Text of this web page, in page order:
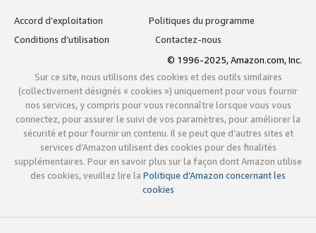
Accord d’exploitation
Politiques du programme
Conditions d’utilisation
Contactez-nous
© 1996-2025, Amazon.com, Inc.
Sur ce site, nous utilisons des cookies et des outils similaires
(collectivement désignés « cookies ») uniquement pour vous fournir
nos services, y compris pour vous reconnaître lorsque vous vous
connectez, pour assurer le suivi de vos paramètres, pour améliorer la
sécurité et pour fournir un contenu. Il se peut que d’autres sites et
services d’Amazon utilisent des cookies pour des finalités
supplémentaires. Pour en savoir plus sur la façon dont Amazon utilise
des cookies, veuillez lire la Politique d’Amazon concernant les
cookies